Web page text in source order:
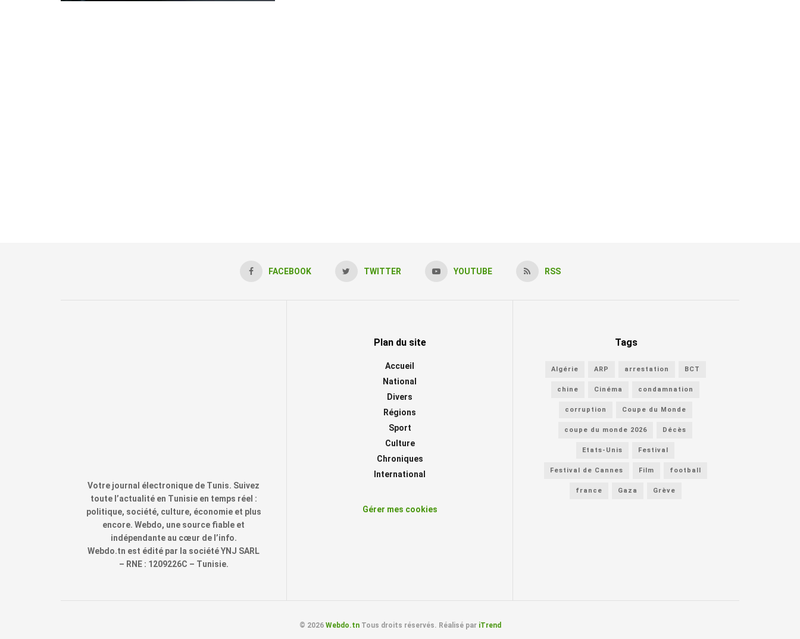
FACEBOOK TWITTER YOUTUBE RSS
Votre journal électronique de Tunis. Suivez
toute l’actualité en Tunisie en temps réel :
politique, société, culture, économie et plus
encore. Webdo, une source fiable et
indépendante au cœur de l’info.
Webdo.tn est édité par la société YNJ SARL
– RNE : 1209226C – Tunisie.
Plan du site
Accueil
National
Divers
Régions
Sport
Culture
Chroniques
International
Gérer mes cookies
Tags
Algérie ARP arrestation BCT
chine Cinéma condamnation
corruption Coupe du Monde
coupe du monde 2026 Décès
Etats-Unis Festival
Festival de Cannes Film football
france Gaza Grève
© 2026 Webdo.tnTous droits réservés. Réalisé par iTrend